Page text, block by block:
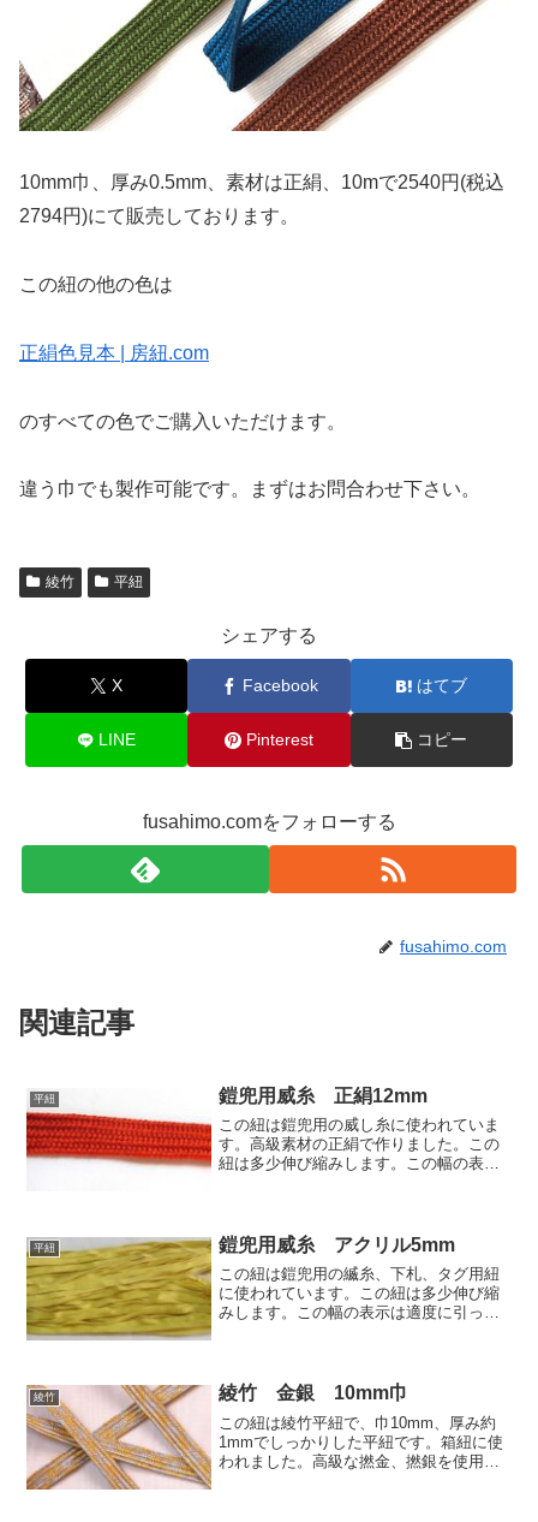
10mm巾、厚み0.5mm、素材は正絹、10mで2540円(税込
2794円)にて販売しております。
この紐の他の色は
正絹色見本 | 房紐.com
のすべての色でご購入いただけます。
違う巾でも製作可能です。まずはお問合わせ下さい。
綾竹 平紐
シェアする
X Facebook はてブ
LINE Pinterest コピー
fusahimo.comをフォローする
fusahimo.com
関連記事
平紐 鎧兜用威糸 正絹12mm
この紐は鎧兜用の威し糸に使われていま
す。高級素材の正絹で作りました。この
紐は多少伸び縮みします。この幅の表示
の色は...
平紐 鎧兜用威糸 アクリル5mm
この紐は鎧兜用の縅糸、下札、タグ用紐
に使われています。この紐は多少伸び縮
みします。この幅の表示は適度に引っ張
綾竹 綾竹 金銀 10mm巾
この紐は綾竹平紐で、巾10mm、厚み約
1mmでしっかりした平紐です。箱紐に使
われました。高級な撚金、撚銀を使用し